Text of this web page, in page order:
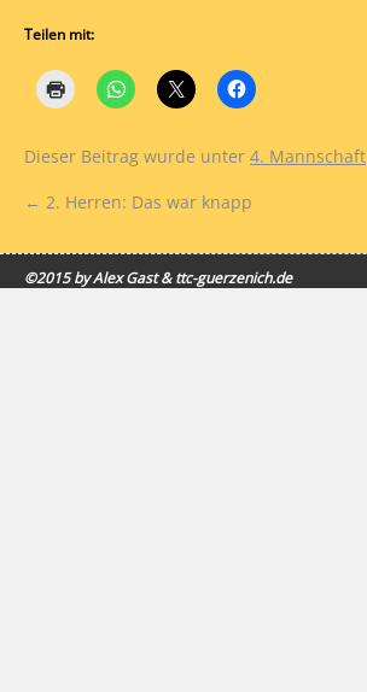
Teilen mit:
Dieser Beitrag wurde unter 4. Mannschaft
← 2. Herren: Das war knapp
©2015 by Alex Gast & ttc-guerzenich.de